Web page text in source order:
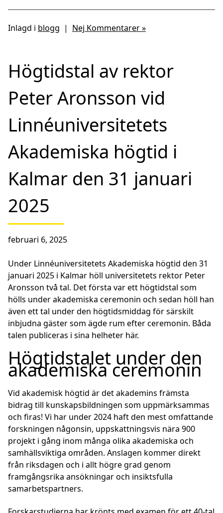
Inlagd i blogg | Nej Kommentarer »
Högtidstal av rektor
Peter Aronsson vid
Linnéuniversitetets
Akademiska högtid i
Kalmar den 31 januari
2025
februari 6, 2025
Under Linnéuniversitetets Akademiska högtid den 31
januari 2025 i Kalmar höll universitetets rektor Peter
Aronsson två tal. Det första var ett högtidstal som
hölls under akademiska ceremonin och sedan höll han
även ett tal under den högtidsmiddag för särskilt
inbjudna gäster som ägde rum efter ceremonin. Båda
talen publiceras i sina helheter här.
Högtidstalet under den
akademiska ceremonin
Vid akademisk högtid är det akademins främsta
bidrag till kunskapsbildningen som uppmärksammas
och firas! Vi har under 2024 haft den mest omfattande
forskningen någonsin, uppskattningsvis nära 900
projekt i gång inom många olika akademiska och
samhällsviktiga områden. Anslagen kommer direkt
från riksdagen och i allt högre grad genom
framgångsrika ansökningar och insiktsfulla
samarbetspartners.